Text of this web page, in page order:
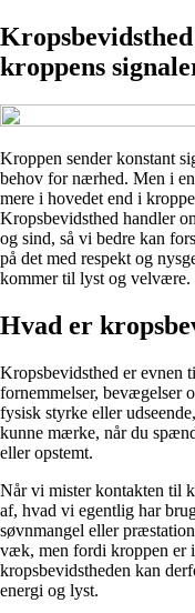
kroppens
Kroppen sender konstant
behov for nærhed. Men i
mere i hovedet end i
Kropsbevidsthed handler
og sind, så vi bedre kan
på det med respekt og
kommer til lyst og velvære.
Hvad er
Kropsbevidsthed er evnen
fornemmelser, bevægelser
fysisk styrke eller
kunne mærke, når du
eller opstemt.
Når vi mister kontakten til
af, hvad vi egentlig har
søvnmangel eller
væk, men fordi kroppen er
kropsbevidstheden kan
energi og lyst.